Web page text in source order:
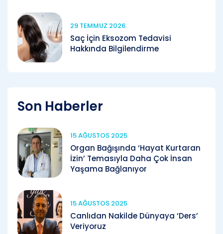
29 TEMMUZ 2026
Saç İçin Eksozom Tedavisi
Hakkında Bilgilendirme
Son Haberler
15 AĞUSTOS 2025
Organ Bağışında ‘Hayat Kurtaran
İzin’ Temasıyla Daha Çok İnsan
Yaşama Bağlanıyor
15 AĞUSTOS 2025
Canlıdan Nakilde Dünyaya ‘Ders’
Veriyoruz